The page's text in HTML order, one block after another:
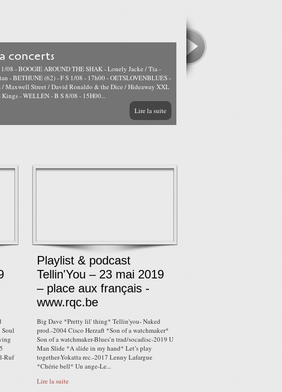
concerts
08 - BOOGIE AROUND THE SHAK - Lonely Jacke / Tia -
- BETHUNE (62) - F S 1/08 - 17h00 - OETSLOVENBLUES -
/ Maxwell Street / David Ronaldo & the Dice / Hideaway XXL
Kings - WELLEN - B S 8/08 - 15H00...
Lire la suite
Soul
Ruf
Playlist & podcast
Tellin'You – 23 mai 2019
– place aux français -
www.rqc.be
Big Dave *Pretty lil' thing* Tellin'you- Naked
prod.-2004 Cisco Herzaft *Son of a watchmaker*
Son of a watchmaker-Blues’n trad/socadisc-2019 U
Man Slide *A slide in my hand* Let’s play
together-Yokatta rec.-2017 Lenny Lafargue
*Chérie bell* Un ange-Le...
Lire la suite